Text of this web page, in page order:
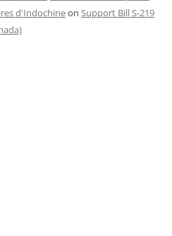
d'Indochineon Support Bill S-219